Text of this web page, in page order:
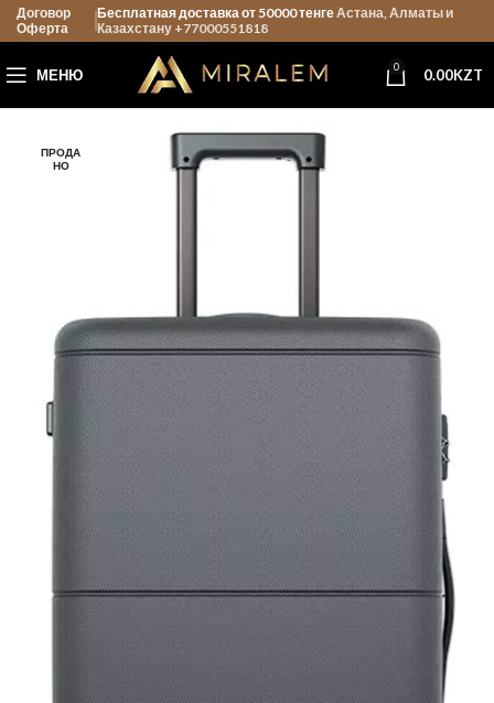
Договор
Оферта
Бесплатная доставка от 50000 тенгеАстана, Алматы и
Казахстану +77000551818
МЕНЮ 0 0.00KZT
ПРОДА
НО